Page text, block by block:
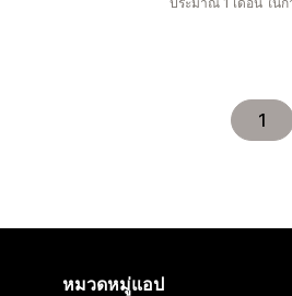
1
หมวดหมู่แอป